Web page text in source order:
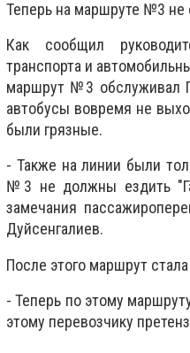
Теперь на маршруте №3 не
Как сообщил
транспорта и
маршрут №3 обслуживал
автобусы вовремя не
были грязные.
- Также на линии были
№3 не должны ездить
замечания
Дуйсенгалиев.
После этого маршрут
- Теперь по этому
этому перевозчику